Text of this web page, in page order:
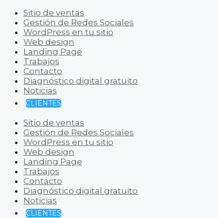
Sitio de ventas
Gestión de Redes Sociales
WordPress en tu sitio
Web design
Landing Page
Trabajos
Contacto
Diagnóstico digital gratuito
Noticias
CLIENTES
Sitio de ventas
Gestión de Redes Sociales
WordPress en tu sitio
Web design
Landing Page
Trabajos
Contacto
Diagnóstico digital gratuito
Noticias
CLIENTES